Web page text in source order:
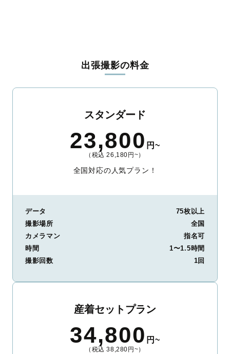
出張撮影の料金
スタンダード
23,800 円~
（税込 26,180円~）
全国対応の人気プラン！
データ
75枚以上
撮影場所
全国
カメラマン
指名可
時間
1〜1.5時間
撮影回数
1回
産着セットプラン
34,800 円~
（税込 38,280円~）